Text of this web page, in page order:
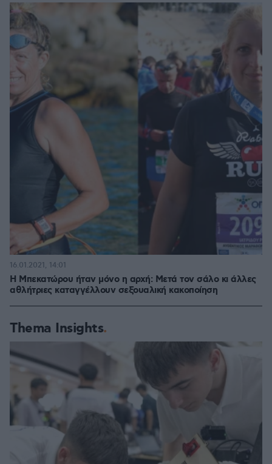
Η Μπεκατώρου ήταν μόνο η αρχή: Μετά τον σάλο κι άλλες
αθλήτριες καταγγέλλουν σεξουαλική κακοποίηση
16.01.2021, 14:01
Thema Insights